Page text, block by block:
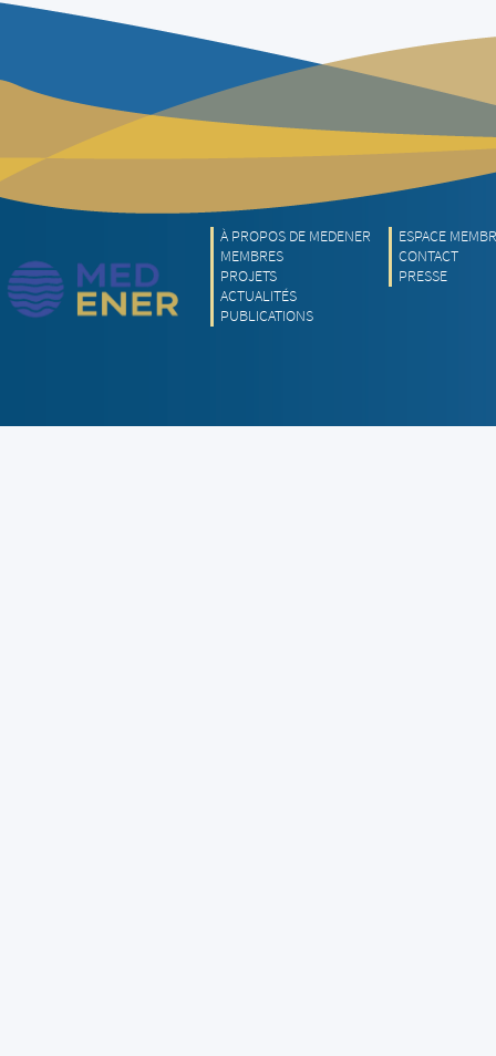
À PROPOS DE MEDENER
MEMBRES
PROJETS
ACTUALITÉS
PUBLICATIONS
ESPACE
CONTACT
PRESSE